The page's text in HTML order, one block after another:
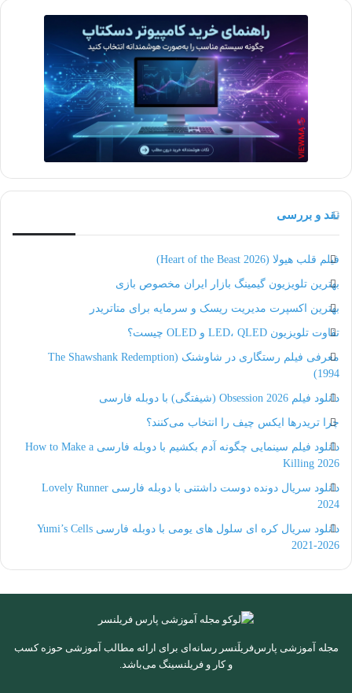
نقد و بررسی
فیلم قلب هیولا (Heart of the Beast 2026)
بهترین تلویزیون گیمینگ بازار ایران مخصوص بازی
بهترین اکسپرت مدیریت ریسک و سرمایه برای متاتریدر
تفاوت تلویزیون LED، QLED و OLED چیست؟
معرفی فیلم رستگاری در شاوشنک (The Shawshank Redemption
1994)
دانلود فیلم Obsession 2026 (شیفتگی) با دوبله فارسی
چرا تریدرها ایکس چیف را انتخاب می‌کنند؟
دانلود فیلم سینمایی چگونه آدم بکشیم با دوبله فارسی How to Make a
Killing 2026
دانلود سریال دونده دوست داشتنی با دوبله فارسی Lovely Runner
2024
دانلود سریال کره ای سلول های یومی با دوبله فارسی Yumi’s Cells
2021-2026
مجله آموزشی پارس‌فریلَنسر رسانه‌ای برای ارائه مطالب آموزشی حوزه کسب
و کار و فریلنسینگ می‌باشد.